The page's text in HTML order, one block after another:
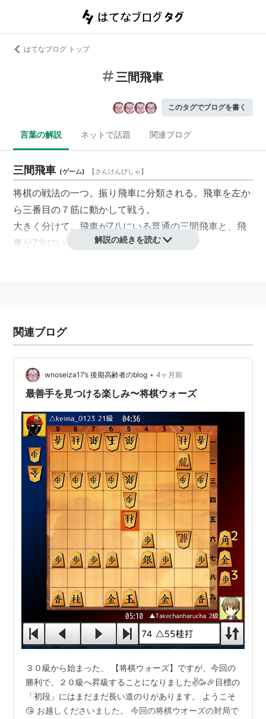
はてなブログ トップ
三間飛車
このタグでブログを書く
言葉の解説 ネットで話題 関連ブログ
三間飛車 (ゲーム) 【さんけんびしゃ】
将棋の戦法の一つ。振り飛車に分類される。飛車を左か
ら三番目の７筋に動かして戦う。
大きく分けて、飛車が7八にいる普通の三間飛車と、飛
車が7六にいる石田流の二つに大別される。
＿＿飛銀＿＿銀玉
香桂＿金＿金＿桂香
上図のような形が一例。普通の四間飛車に比べてカウン
ター狙いのやや持久戦型の形と言われることが多い。急
戦に強い一方、居飛車側が穴熊に組むのを阻止しにくい
という欠点もある。
石田流
＿＿歩
歩＿飛歩＿＿＿＿歩
角歩桂銀歩歩歩歩
＿＿＿＿金＿銀玉
香＿＿＿＿金＿桂香
7筋の歩を五段目まで伸ばし、飛車を7六に浮いて戦う形
を石田流と呼ぶ。名前は、江戸時代の棋士、石田検校が
考案したと言われることに由来する。
普通の三間飛車とは違い、序盤から積極的に仕掛けたり
ある。居飛車側の対策として 棒金 が有名。
解説の続きを読む
関連ブログ
wnoseiza17’s 後期高齢者のblog • 4ヶ月前
最善手を見つける楽しみ〜将棋ウォーズ
３０級から始まった、 【将棋ウォーズ】ですが、今回の
勝利で、２０級へ昇級することになりました✌️🥳🎉目標の
「初段」にはまだまだ長い道のりがあります。 ようこそ
😘 お越しくださいました。 今回の将棋ウオーズの対局で